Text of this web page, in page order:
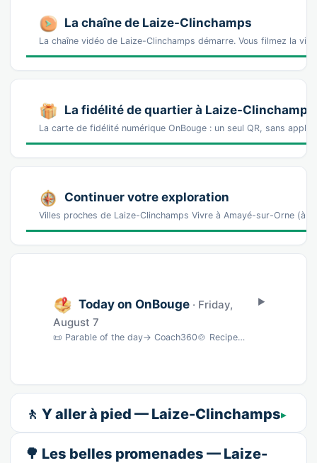
La chaîne de Laize-Clinchamps
La chaîne vidéo de Laize-Clinchamps démarre. Vous filmez la
La fidélité de quartier à Laize-Clinchamps
La carte de fidélité numérique OnBouge : un seul QR, sans appli
Continuer votre exploration
Villes proches de Laize-Clinchamps Vivre à Amayé-sur-Orne (à
Today on OnBouge · Friday,
August 7
📜 Parable of the day→ Coach360🍲 Recipe of the dayFlan maison onctueux & parfumé · 45 min…
🚶 Y aller à pied — Laize-Clinchamps
🌳 Les belles promenades — Laize-